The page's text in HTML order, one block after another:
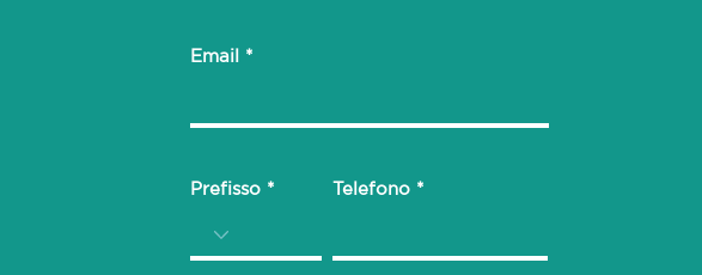
Email
Prefisso Telefono